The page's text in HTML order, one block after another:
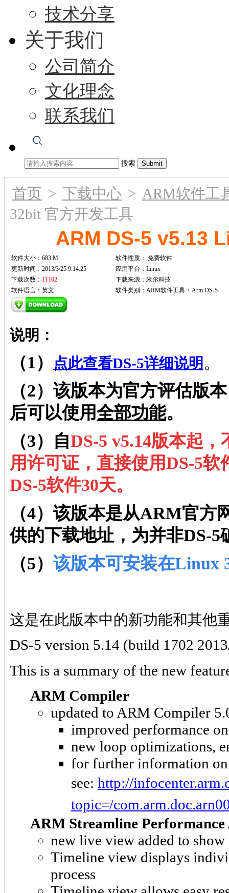
技术分享
关于我们
公司简介
文化理念
联系我们
搜索
首页 > 下载中心 > ARM软件工
32bit 官方开发工具
ARM DS-5 v5.13
软件大小：683 M 软件性质： 免费软件
更新时间：2013/3/25 9:14:25
应用平台：Linux
下载次数： 11102
下载来源：米尔科技
软件语言：英文
软件类别：ARM软件工具 > Arm DS-5
说明：
（1） 点此查看DS-5详细说明 。
（2）该版本为官方评估版
后可以使用全部功能。
（3）自DS-5 v5.14版本起
用许可证，直接使用DS-5
DS-5软件30天。
（4）该版本是从ARM官方
供的下载地址， 为并非DS-5
（5） 该版本可安装在Linux
这是在此版本中的新功能和其他
DS-5 version 5.14 (build 1702
This is a summary of the new
ARM Compiler
updated to ARM Compiler
improved performance
new loop optimizations,
for further information
see: http://
topic=/
ARM Streamline
new live view added to
Timeline view displays
process